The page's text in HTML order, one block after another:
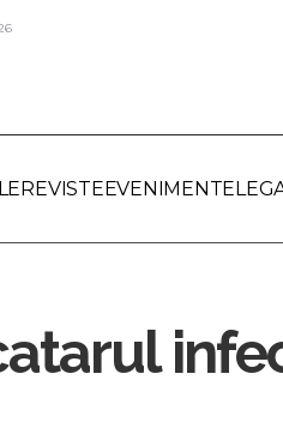
REVISTEEVENIMENTE